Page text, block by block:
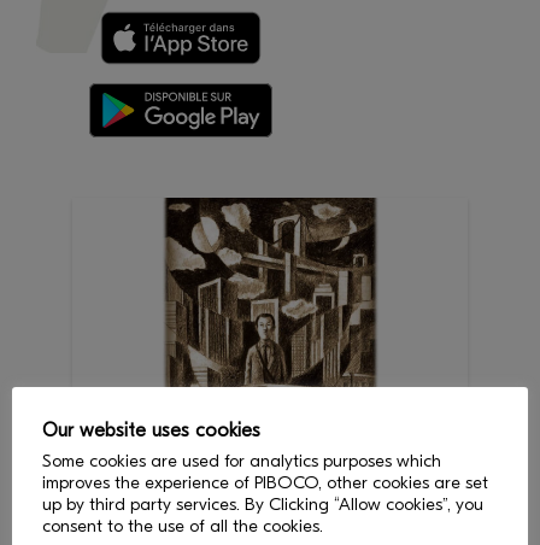
< Revenir
Our website uses cookies
Some cookies are used for analytics purposes which
improves the experience of PIBOCO, other cookies are set
up by third party services. By Clicking “Allow cookies”, you
consent to the use of all the cookies.